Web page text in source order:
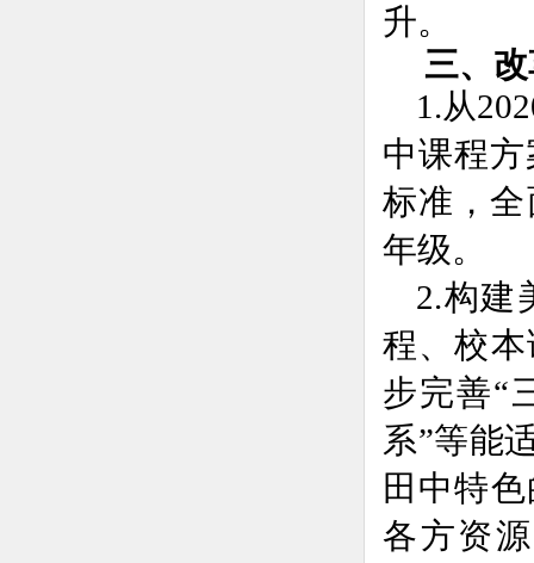
升。
三、
1.从
中课程
标准，
年级。
2.构建
程、校
步完善“
系”等能
田中特
各方资